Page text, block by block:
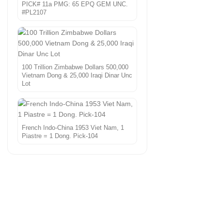
PICK# 11a PMG: 65 EPQ GEM UNC.
#PL2107
100 Trillion Zimbabwe Dollars 500,000
Vietnam Dong & 25,000 Iraqi Dinar Unc
Lot
French Indo-China 1953 Viet Nam, 1
Piastre = 1 Dong. Pick-104